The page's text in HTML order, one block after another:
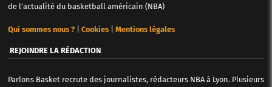
de l'actualité du basketball américain (NBA)
Qui sommes nous ?| Cookies| Mentions légales
REJOINDRE LA RÉDACTION
Parlons Basket recrute des journalistes, rédacteurs NBA à Lyon. Plusieurs